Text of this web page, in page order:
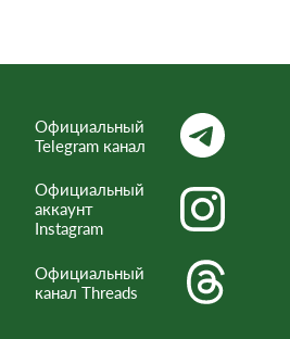
Официальный
Telegram канал
Официальный
аккаунт
Instagram
Официальный
канал Threads